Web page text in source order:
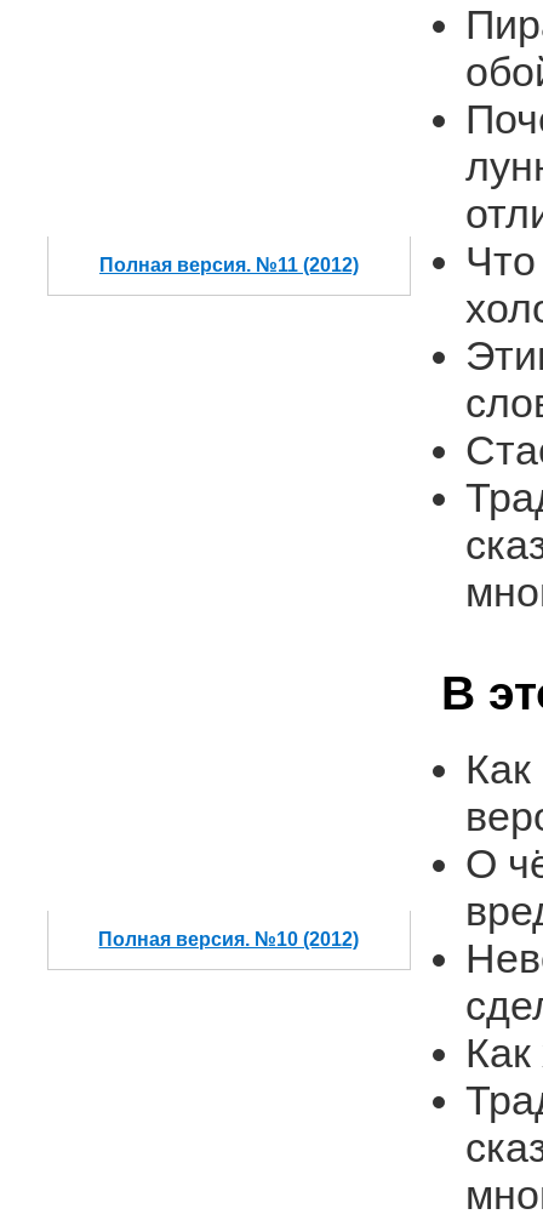
Полная версия. №11 (2012)
Полная версия. №10 (2012)
В
О